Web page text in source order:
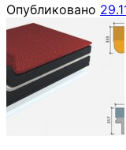
Опубликовано